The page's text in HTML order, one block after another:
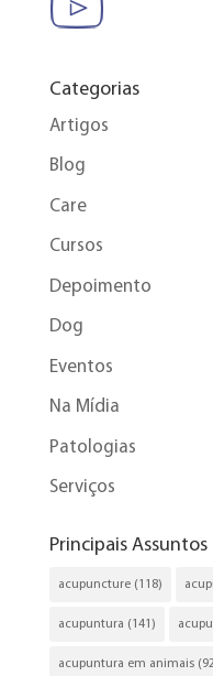
Categorias
Artigos
Blog
Care
Cursos
Depoimento
Dog
Eventos
Na Mídia
Patologias
Serviços
Principais Assuntos
acupuncture(118)
acupuntura (141)
acupuntura em animais